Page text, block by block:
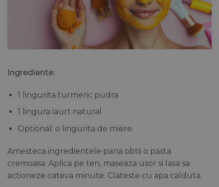
Ingrediente:
1 lingurita turmeric pudra
1 lingura iaurt natural
Optional: o lingurita de miere.
Amesteca ingredientele pana obtii o pasta
cremoasa. Aplica pe ten, maseaza usor si lasa sa
actioneze cateva minute. Clateste cu apa calduta.